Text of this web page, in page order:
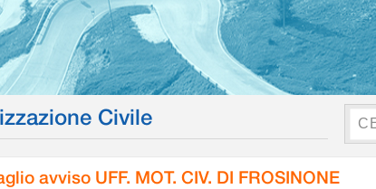
Civile
avviso UFF. MOT. CIV. DI FROSINONE